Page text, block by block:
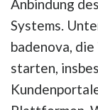
Anbindung
Systems.
badenova,
starten,